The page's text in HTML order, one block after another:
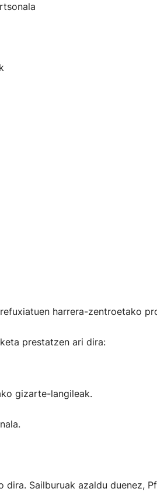
harrera-zentroetako
prestatzen ari dira:
gizarte-langileak.
Sailburuak azaldu duenez,